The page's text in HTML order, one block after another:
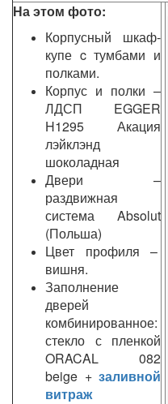
На этом фото:
Корпусный шкаф-
купе c тумбами и
полками.
Корпус и полки –
ЛДСП EGGER
H1295 Акация
лэйклэнд
шоколадная
Двери –
раздвижная
система Absolut
(Польша)
Цвет профиля –
вишня.
Заполнение
дверей
комбинированное:
стекло с пленкой
ORACAL 082
beige + заливной
витраж